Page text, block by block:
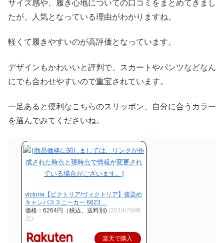
サイズ感や、履き心地についての口コミをまとめてきまし
たが、人気となっている理由がわかりますね。
軽くて履きやすいのが高評価となっています。
デザインもかわいいと評判で、スカートやパンツなどなん
にでも合わせやすいので重宝されています。
一足あると便利なこちらのスリッポン、自分に合うカラー
を選んでみてくださいね。
victoria【ビクトリア/ヴィクトリア】後染め
キャンバススニーカー 6623…
価格：6264円（税込、送料別) (2019/7/8時
点)
楽天で購入